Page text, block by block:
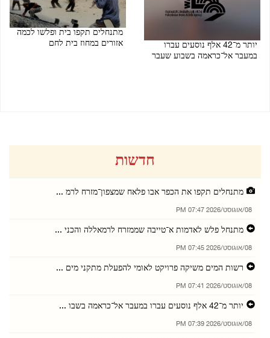
יותר מ־42 אלף נוסעים עברו
במעבר אל־כראמה בשבוע שעבר
מתנחלים תקפו בית ופלשו לכמה
אזורים במחוז בית לחם
חדשות
מתנחלים תקפו את הכפר אבו פלאח שמצפון־מזרח לרמ ...
08/אוגוסט/2026 07:47 PM
מתנחל פלש לאדמות א־טייבה שממזרח לרמאללה והכני ...
08/אוגוסט/2026 07:45 PM
רשות המים משיקה פרויקט לאומי להפעלת מתקני מים ...
08/אוגוסט/2026 07:41 PM
יותר מ־42 אלף נוסעים עברו במעבר אל־כראמה בשבו ...
08/אוגוסט/2026 07:39 PM